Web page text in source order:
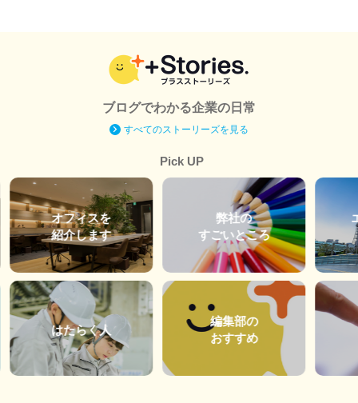
ブログでわかる企業の日常
すべてのストーリーズを見る
Pick UP
オフィスを
紹介します
はたらく人
弊社の
すごいところ
編集部の
おすすめ